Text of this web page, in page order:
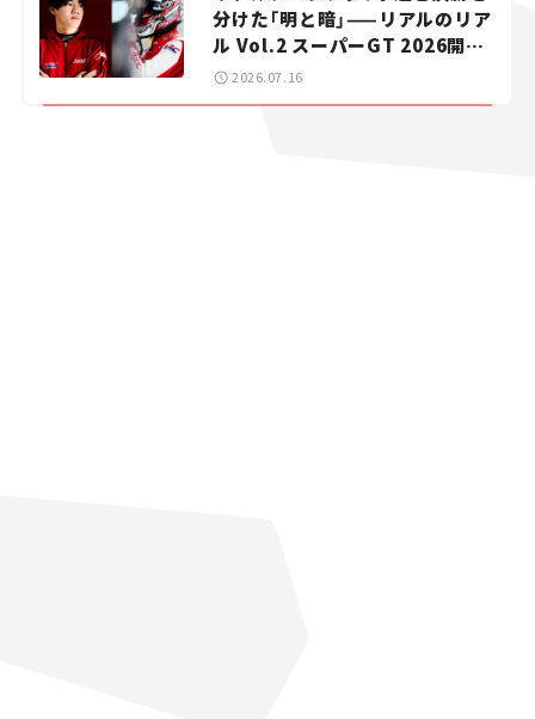
分けた「明と暗」——リアルのリア
ル Vol.2 スーパーGT 2026開幕
戦 岡山国際サーキット
2026.07.16